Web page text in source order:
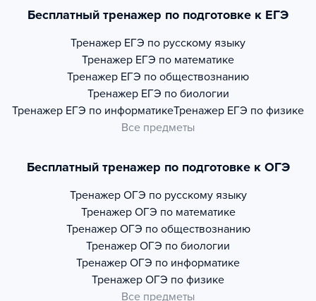
Бесплатный тренажер по подготовке к ЕГЭ
Тренажер ЕГЭ по русскому языку
Тренажер ЕГЭ по математике
Тренажер ЕГЭ по обществознанию
Тренажер ЕГЭ по биологии
Тренажер ЕГЭ по информатикеТренажер ЕГЭ по физике
Все предметы
Бесплатный тренажер по подготовке к ОГЭ
Тренажер ОГЭ по русскому языку
Тренажер ОГЭ по математике
Тренажер ОГЭ по обществознанию
Тренажер ОГЭ по биологии
Тренажер ОГЭ по информатике
Тренажер ОГЭ по физике
Все предметы